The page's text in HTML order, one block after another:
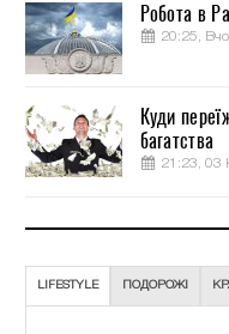
Робота в
20:25,
Куди
багатства
21:23, 03
LIFESTYLE ПОДОРОЖІ